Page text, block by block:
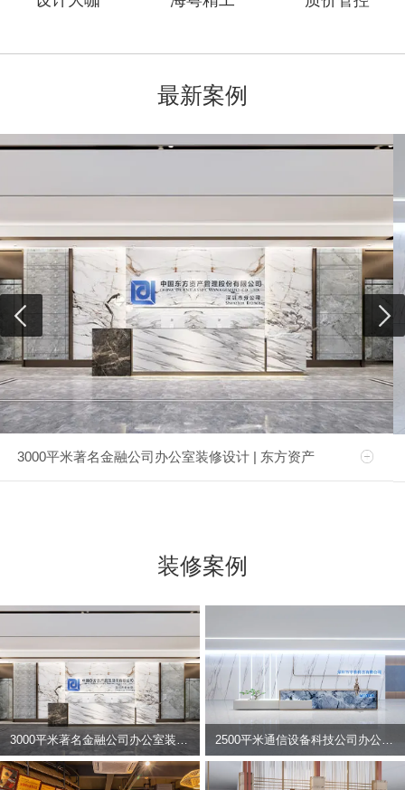
最新案例
3000平米著名金融公司办公室装修设计 | 东方资产
装修案例
2500平米通信设备科技公司办公室设计 | 宇泰科技